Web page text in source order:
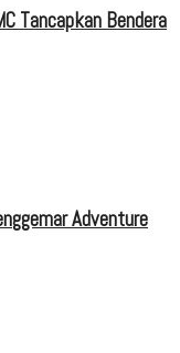
Tancapkan Bendera
Adventure